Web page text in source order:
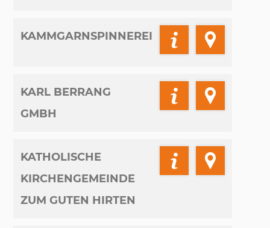
KAMMGARNSPINNEREI
KARL BERRANG
GMBH
KATHOLISCHE
KIRCHENGEMEINDE
ZUM GUTEN HIRTEN